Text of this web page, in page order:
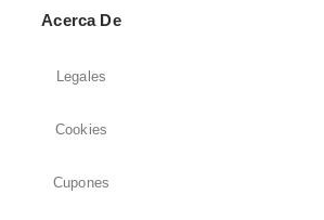
Acerca De
Legales
Cookies
Cupones